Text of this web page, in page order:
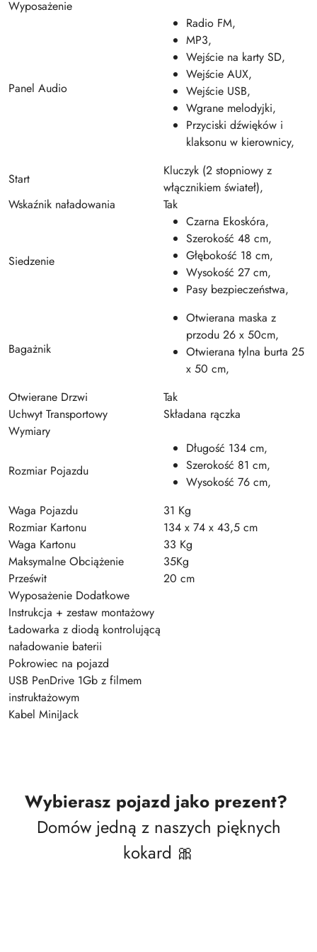
Wyposażenie
Panel Audio
Radio FM,
MP3,
Wejście na karty SD,
Wejście AUX,
Wejście USB,
Wgrane melodyjki,
Przyciski dźwięków i
klaksonu w kierownicy,
Start
Kluczyk (2 stopniowy z
włącznikiem świateł),
Wskaźnik naładowania
Tak
Siedzenie
Czarna Ekoskóra,
Szerokość 48 cm,
Głębokość 18 cm,
Wysokość 27 cm,
Pasy bezpieczeństwa,
Bagażnik
Otwierana maska z
przodu 26 x 50cm,
Otwierana tylna burta 25
x 50 cm,
Otwierane Drzwi
Tak
Uchwyt Transportowy
Składana rączka
Wymiary
Rozmiar Pojazdu
Długość 134 cm,
Szerokość 81 cm,
Wysokość 76 cm,
Waga Pojazdu
31 Kg
Rozmiar Kartonu
134 x 74 x 43,5 cm
Waga Kartonu
33 Kg
Maksymalne Obciążenie
35Kg
Prześwit
20 cm
Wyposażenie Dodatkowe
Instrukcja + zestaw montażowy
Ładowarka z diodą kontrolującą
naładowanie baterii
Pokrowiec na pojazd
USB PenDrive 1Gb z filmem
instruktażowym
Kabel MiniJack
Wybierasz pojazd jako prezent?
Domów jedną z naszych pięknych
kokard 🎀